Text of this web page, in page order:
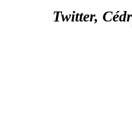
Twitter,